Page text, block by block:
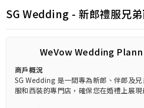
SG Wedding - 新郎禮服兄
WeVow Wedding
商戶概況
SG Wedding 是一間專為新郎、伴郎及
服和西裝的專門店，確保您在婚禮上展現